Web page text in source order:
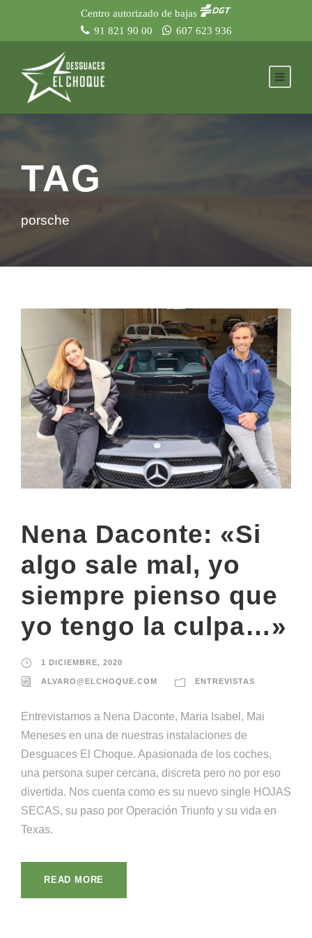
Centro autorizado de bajas
91 821 90 00
607 623 936
TAG
porsche
Nena Daconte: «Si
algo sale mal, yo
siempre pienso que
yo tengo la culpa…»
1 DICIEMBRE, 2020
ALVARO@ELCHOQUE.COM ENTREVISTAS
Entrevistamos a Nena Daconte, Maria Isabel, Mai
Meneses en una de nuestras instalaciones de
Desguaces El Choque. Apasionada de los coches,
una persona super cercana, discreta pero no por eso
divertida. Nos cuenta como es su nuevo single HOJAS
SECAS, su paso por Operación Triunfo y su vida en
Texas.
READ MORE